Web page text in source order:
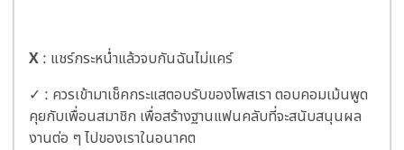
X : แชร์กระหน่ำแล้วจบกันฉันไม่แคร์
✓ : ควรเข้ามาเช็คกระแสตอบรับของโพสเรา ตอบคอมเม้นพูด
คุยกับเพื่อนสมาชิก เพื่อสร้างฐานแฟนคลับที่จะสนับสนุนผล
งานต่อ ๆ ไปของเราในอนาคต